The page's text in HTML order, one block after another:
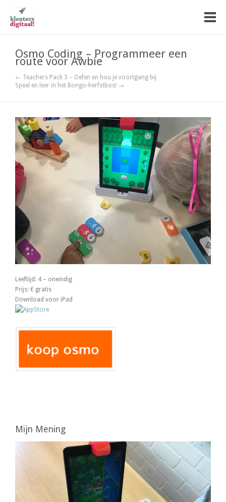
Osmo Coding – Programmeer een
route voor Awbie
← Teachers Pack 3 – Oefen en hou je voortgang bij
Speel en leer in het Bongo-herfstbos! →
Leeftijd: 4 – oneindig
Prijs: € gratis
Download voor iPad
Mijn Mening